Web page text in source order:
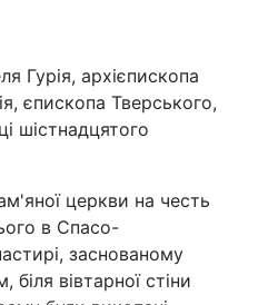
Політика
Світ
Наука
Гурія, архієпископа
єпископа Тверського,
шістнадцятого
церкви на честь
в Спасо-
заснованому
вівтарної стіни